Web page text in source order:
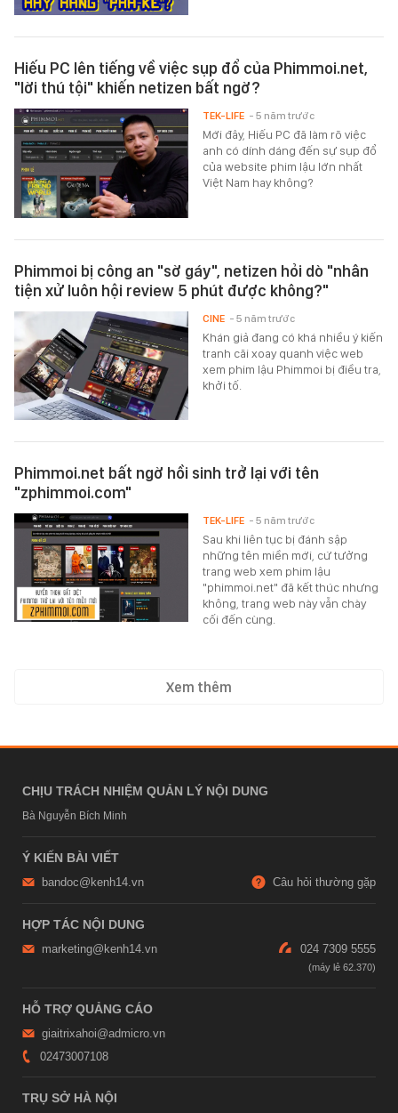
Hiếu PC lên tiếng về việc sụp đổ của Phimmoi.net,
"lời thú tội" khiến netizen bất ngờ?
Mới đây, Hiếu PC đã làm rõ việc
anh có dính dáng đến sự sụp đổ
của website phim lậu lớn nhất
Việt Nam hay không?
TEK-LIFE - 5 năm trước
Phimmoi bị công an "sờ gáy", netizen hỏi dò "nhân
tiện xử luôn hội review 5 phút được không?"
Khán giả đang có khá nhiều ý kiến
tranh cãi xoay quanh việc web
xem phim lậu Phimmoi bị điều tra,
khởi tố.
CINE - 5 năm trước
Phimmoi.net bất ngờ hồi sinh trở lại với tên
"zphimmoi.com"
Sau khi liên tục bị đánh sập
những tên miền mới, cứ tưởng
trang web xem phim lậu
"phimmoi.net" đã kết thúc nhưng
không, trang web này vẫn chày
cối đến cùng.
TEK-LIFE - 5 năm trước
Xem thêm
CHỊU TRÁCH NHIỆM QUẢN LÝ NỘI DUNG
Bà Nguyễn Bích Minh
Ý KIẾN BÀI VIẾT
bandoc@kenh14.vn Câu hỏi thường gặp
HỢP TÁC NỘI DUNG
marketing@kenh14.vn 024 7309 5555
HỖ TRỢ QUẢNG CÁO
giaitrixahoi@admicro.vn
02473007108
TRỤ SỞ HÀ NỘI